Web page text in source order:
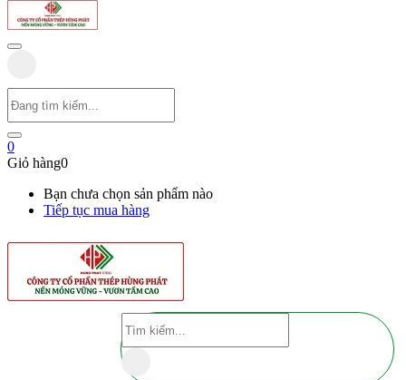
0
Giỏ hàng0
Bạn chưa chọn sản phẩm nào
Tiếp tục mua hàng